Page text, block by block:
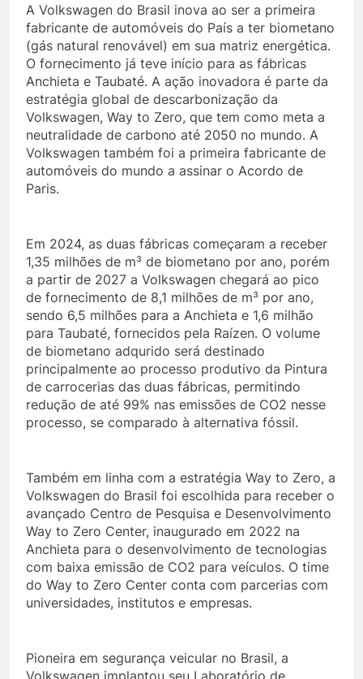
A Volkswagen do Brasil inova ao ser a primeira
fabricante de automóveis do País a ter biometano
(gás natural renovável) em sua matriz energética.
O fornecimento já teve início para as fábricas
Anchieta e Taubaté. A ação inovadora é parte da
estratégia global de descarbonização da
Volkswagen, Way to Zero, que tem como meta a
neutralidade de carbono até 2050 no mundo. A
Volkswagen também foi a primeira fabricante de
automóveis do mundo a assinar o Acordo de
Paris.
Em 2024, as duas fábricas começaram a receber
1,35 milhões de m³ de biometano por ano, porém
a partir de 2027 a Volkswagen chegará ao pico
de fornecimento de 8,1 milhões de m³ por ano,
sendo 6,5 milhões para a Anchieta e 1,6 milhão
para Taubaté, fornecidos pela Raízen. O volume
de biometano adqurido será destinado
principalmente ao processo produtivo da Pintura
de carrocerias das duas fábricas, permitindo
redução de até 99% nas emissões de CO2 nesse
processo, se comparado à alternativa fóssil.
Também em linha com a estratégia Way to Zero, a
Volkswagen do Brasil foi escolhida para receber o
avançado Centro de Pesquisa e Desenvolvimento
Way to Zero Center, inaugurado em 2022 na
Anchieta para o desenvolvimento de tecnologias
com baixa emissão de CO2 para veículos. O time
do Way to Zero Center conta com parcerias com
universidades, institutos e empresas.
Pioneira em segurança veicular no Brasil, a
Volkswagen implantou seu Laboratório de